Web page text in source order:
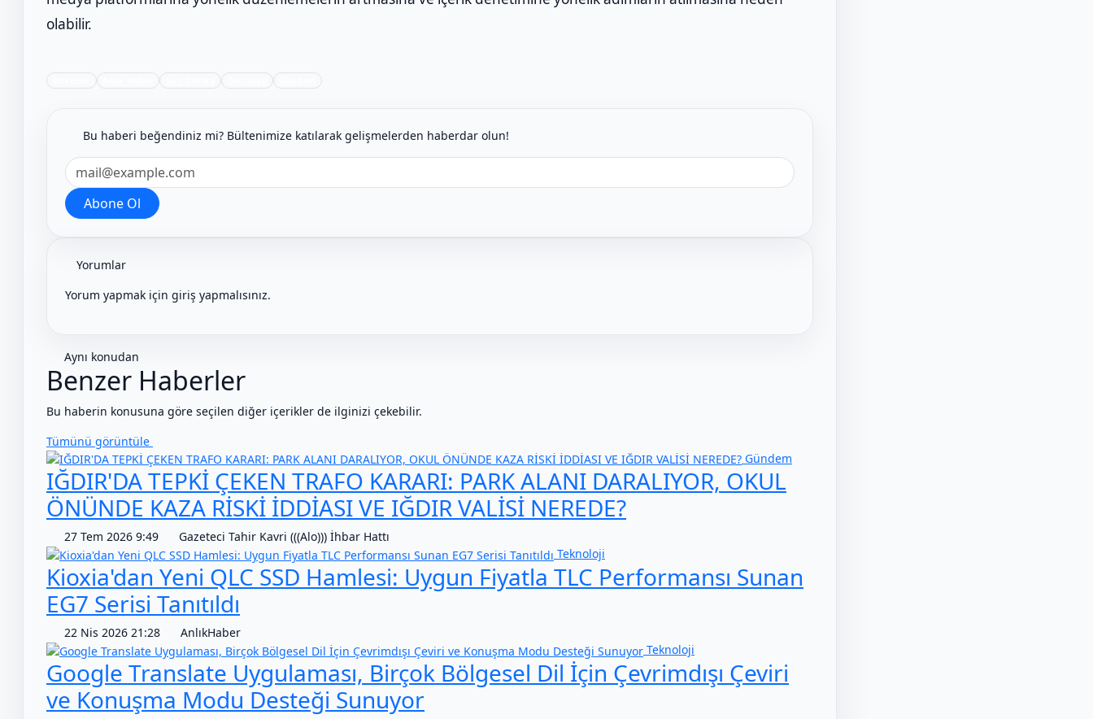
olabilir.
Bu haberi beğendiniz mi? Bültenimize katılarak gelişmelerden haberdar olun!
Yorumlar
Yorum yapmak için giriş yapmalısınız.
Aynı konudan
Benzer Haberler
Bu haberin konusuna göre seçilen diğer içerikler de ilginizi çekebilir.
Tümünü görüntüle
Gündem
IĞDIR'DA TEPKİ ÇEKEN TRAFO KARARI: PARK ALANI DARALIYOR, OKUL
ÖNÜNDE KAZA RİSKİ İDDİASI VE IĞDIR VALİSİ NEREDE?
27 Tem 2026 9:49
Gazeteci Tahir Kavri (((Alo))) İhbar Hattı
Teknoloji
Kioxia'dan Yeni QLC SSD Hamlesi: Uygun Fiyatla TLC Performansı Sunan
EG7 Serisi Tanıtıldı
22 Nis 2026 21:28
AnlıkHaber
Teknoloji
Google Translate Uygulaması, Birçok Bölgesel Dil İçin Çevrimdışı Çeviri
ve Konuşma Modu Desteği Sunuyor